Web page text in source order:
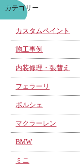
カテゴリー
カスタムペイント
施工事例
内装修理・張替え
フェラーリ
ポルシェ
マクラーレン
BMW
ミニ